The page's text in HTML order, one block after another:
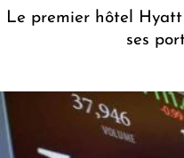
Le premier hôtel
ses